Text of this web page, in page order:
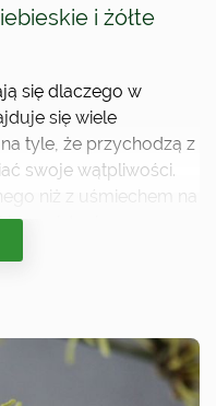
i żółte
się dlaczego w
się wiele
tyle, że przychodzą z
swoje wątpliwości.
niż z uśmiechem na
są w istocie
zasilone zostały